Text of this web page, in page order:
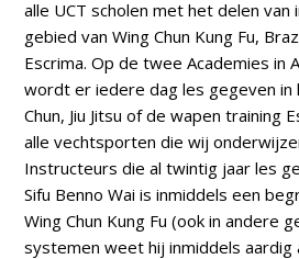
alle UCT scholen met het delen
gebied van Wing Chun Kung Fu,
Escrima. Op de twee Academies in
wordt er iedere dag les gegeven in
Chun, Jiu Jitsu of de wapen training
alle vechtsporten die wij
Instructeurs die al twintig jaar les
Sifu Benno Wai is inmiddels een
Wing Chun Kung Fu (ook in andere
systemen weet hij inmiddels aardig